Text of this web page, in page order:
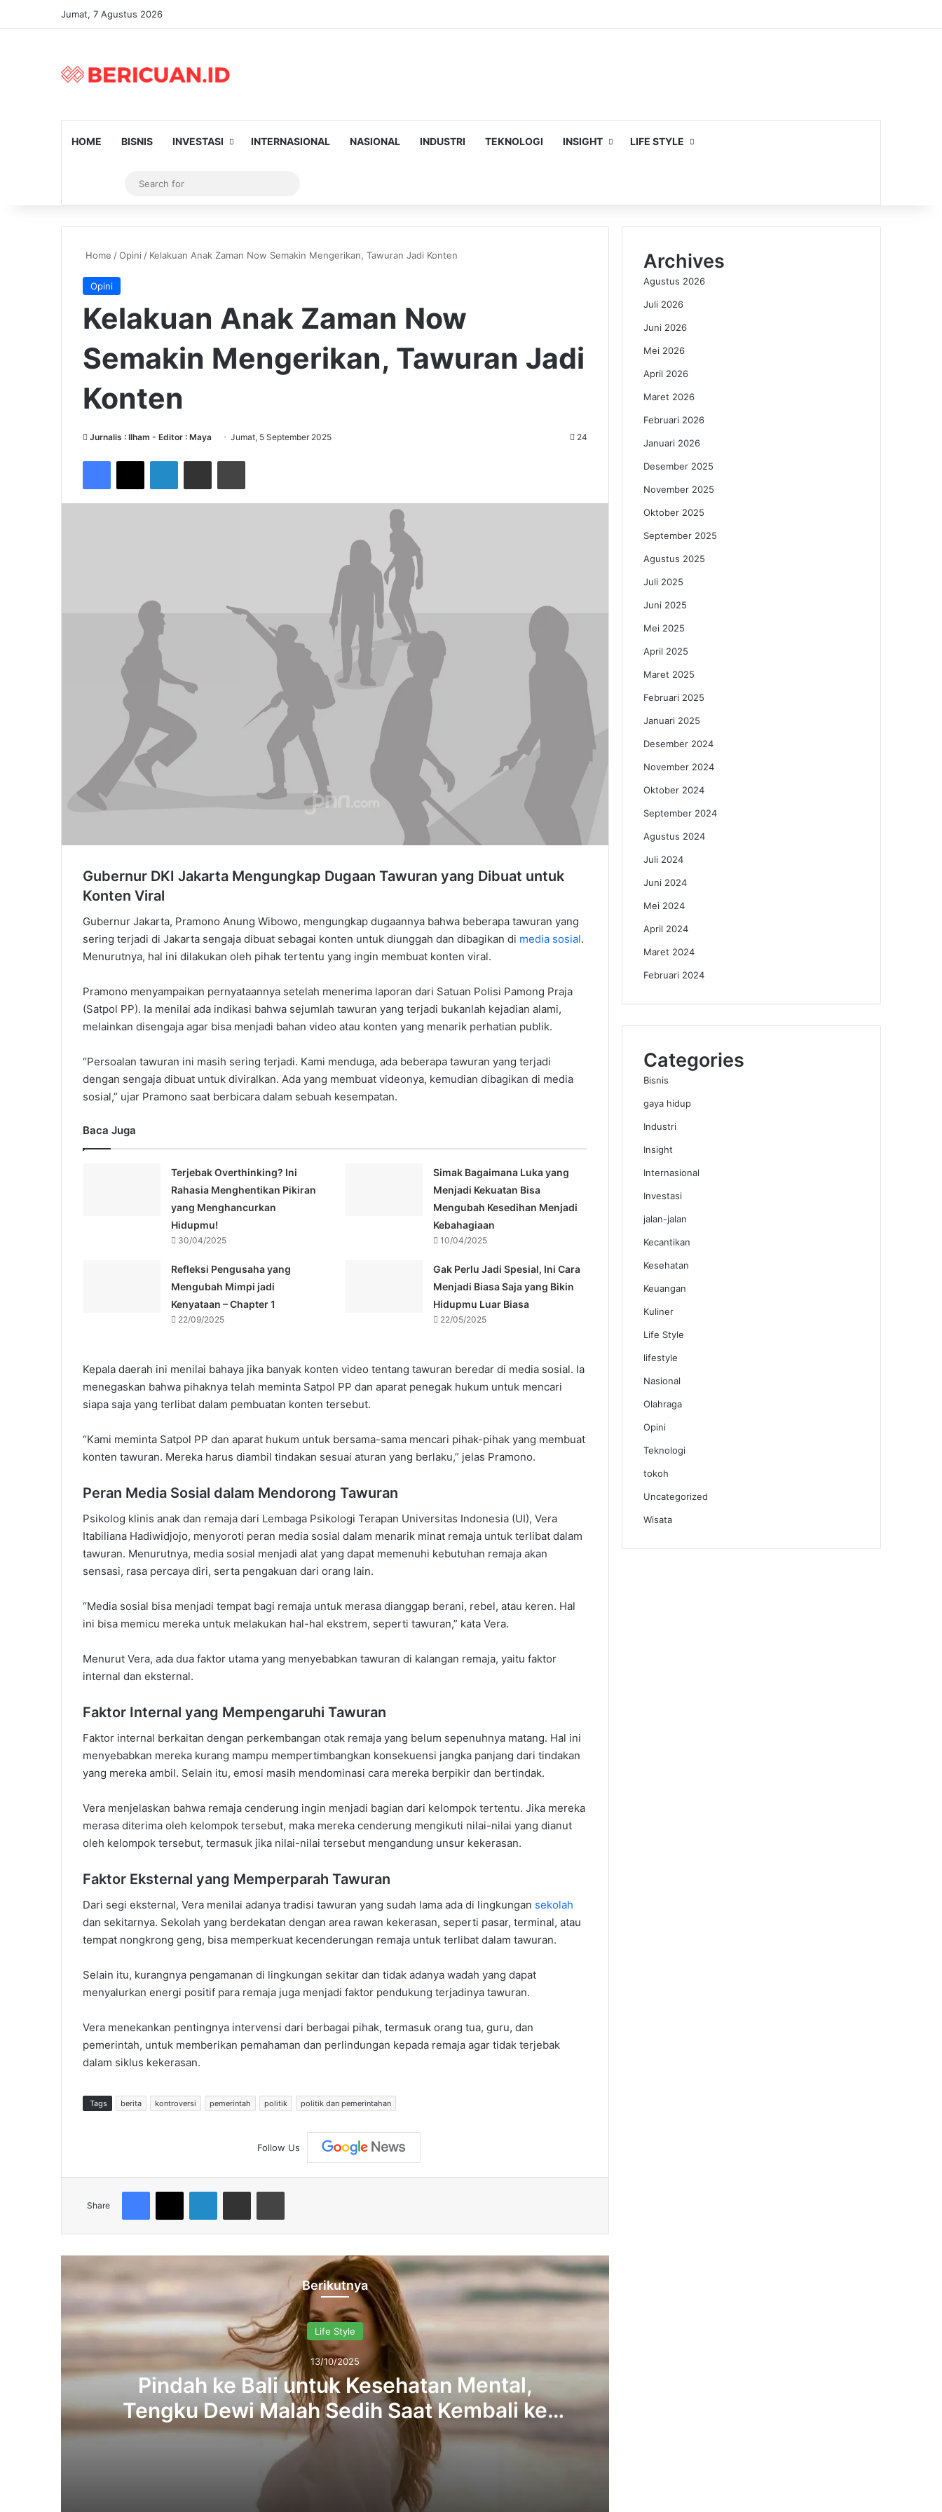
Jumat, 7 Agustus 2026
HOME BISNIS INVESTASI INTERNASIONAL NASIONAL INDUSTRI TEKNOLOGI INSIGHT LIFE STYLE
Artikel Random
Switch skin
for
Home /Opini / Kelakuan Anak Zaman Now Semakin Mengerikan, Tawuran Jadi Konten
Opini
Kelakuan Anak Zaman Now
Semakin Mengerikan, Tawuran Jadi
Konten
Jurnalis : Ilham - Editor : Maya Jumat, 5 September 2025 24
Gubernur DKI Jakarta Mengungkap Dugaan Tawuran yang Dibuat untuk
Konten Viral
Gubernur Jakarta, Pramono Anung Wibowo, mengungkap dugaannya bahwa beberapa tawuran yang
sering terjadi di Jakarta sengaja dibuat sebagai konten untuk diunggah dan dibagikan di media sosial.
Menurutnya, hal ini dilakukan oleh pihak tertentu yang ingin membuat konten viral.
Pramono menyampaikan pernyataannya setelah menerima laporan dari Satuan Polisi Pamong Praja
(Satpol PP). Ia menilai ada indikasi bahwa sejumlah tawuran yang terjadi bukanlah kejadian alami,
melainkan disengaja agar bisa menjadi bahan video atau konten yang menarik perhatian publik.
“Persoalan tawuran ini masih sering terjadi. Kami menduga, ada beberapa tawuran yang terjadi
dengan sengaja dibuat untuk diviralkan. Ada yang membuat videonya, kemudian dibagikan di media
sosial,” ujar Pramono saat berbicara dalam sebuah kesempatan.
Baca Juga
Terjebak Overthinking? Ini
Rahasia Menghentikan Pikiran
yang Menghancurkan
Hidupmu!
30/04/2025
Simak Bagaimana Luka yang
Menjadi Kekuatan Bisa
Mengubah Kesedihan Menjadi
Kebahagiaan
10/04/2025
Refleksi Pengusaha yang
Mengubah Mimpi jadi
Kenyataan – Chapter 1
22/09/2025
Gak Perlu Jadi Spesial, Ini Cara
Menjadi Biasa Saja yang Bikin
Hidupmu Luar Biasa
22/05/2025
Kepala daerah ini menilai bahaya jika banyak konten video tentang tawuran beredar di media sosial. Ia
menegaskan bahwa pihaknya telah meminta Satpol PP dan aparat penegak hukum untuk mencari
siapa saja yang terlibat dalam pembuatan konten tersebut.
“Kami meminta Satpol PP dan aparat hukum untuk bersama-sama mencari pihak-pihak yang membuat
konten tawuran. Mereka harus diambil tindakan sesuai aturan yang berlaku,” jelas Pramono.
Peran Media Sosial dalam Mendorong Tawuran
Psikolog klinis anak dan remaja dari Lembaga Psikologi Terapan Universitas Indonesia (UI), Vera
Itabiliana Hadiwidjojo, menyoroti peran media sosial dalam menarik minat remaja untuk terlibat dalam
tawuran. Menurutnya, media sosial menjadi alat yang dapat memenuhi kebutuhan remaja akan
sensasi, rasa percaya diri, serta pengakuan dari orang lain.
“Media sosial bisa menjadi tempat bagi remaja untuk merasa dianggap berani, rebel, atau keren. Hal
ini bisa memicu mereka untuk melakukan hal-hal ekstrem, seperti tawuran,” kata Vera.
Menurut Vera, ada dua faktor utama yang menyebabkan tawuran di kalangan remaja, yaitu faktor
internal dan eksternal.
Faktor Internal yang Mempengaruhi Tawuran
Faktor internal berkaitan dengan perkembangan otak remaja yang belum sepenuhnya matang. Hal ini
menyebabkan mereka kurang mampu mempertimbangkan konsekuensi jangka panjang dari tindakan
yang mereka ambil. Selain itu, emosi masih mendominasi cara mereka berpikir dan bertindak.
Vera menjelaskan bahwa remaja cenderung ingin menjadi bagian dari kelompok tertentu. Jika mereka
merasa diterima oleh kelompok tersebut, maka mereka cenderung mengikuti nilai-nilai yang dianut
oleh kelompok tersebut, termasuk jika nilai-nilai tersebut mengandung unsur kekerasan.
Faktor Eksternal yang Memperparah Tawuran
Dari segi eksternal, Vera menilai adanya tradisi tawuran yang sudah lama ada di lingkungan sekolah
dan sekitarnya. Sekolah yang berdekatan dengan area rawan kekerasan, seperti pasar, terminal, atau
tempat nongkrong geng, bisa memperkuat kecenderungan remaja untuk terlibat dalam tawuran.
Selain itu, kurangnya pengamanan di lingkungan sekitar dan tidak adanya wadah yang dapat
menyalurkan energi positif para remaja juga menjadi faktor pendukung terjadinya tawuran.
Vera menekankan pentingnya intervensi dari berbagai pihak, termasuk orang tua, guru, dan
pemerintah, untuk memberikan pemahaman dan perlindungan kepada remaja agar tidak terjebak
dalam siklus kekerasan.
Tags berita kontroversi pemerintah politik politik dan pemerintahan
Follow Us
Share
Berikutnya
Life Style
13/10/2025
Pindah ke Bali untuk Kesehatan Mental,
Tengku Dewi Malah Sedih Saat Kembali ke
Jakarta
Archives
Agustus 2026
Juli 2026
Juni 2026
Mei 2026
April 2026
Maret 2026
Februari 2026
Januari 2026
Desember 2025
November 2025
Oktober 2025
September 2025
Agustus 2025
Juli 2025
Juni 2025
Mei 2025
April 2025
Maret 2025
Februari 2025
Januari 2025
Desember 2024
November 2024
Oktober 2024
September 2024
Agustus 2024
Juli 2024
Juni 2024
Mei 2024
April 2024
Maret 2024
Februari 2024
Categories
Bisnis
gaya hidup
Industri
Insight
Internasional
Investasi
jalan-jalan
Kecantikan
Kesehatan
Keuangan
Kuliner
Life Style
lifestyle
Nasional
Olahraga
Opini
Teknologi
tokoh
Uncategorized
Wisata